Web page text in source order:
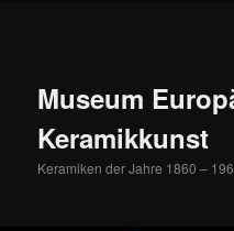
Museum
Keramikkunst
Keramiken der Jahre 1860 –